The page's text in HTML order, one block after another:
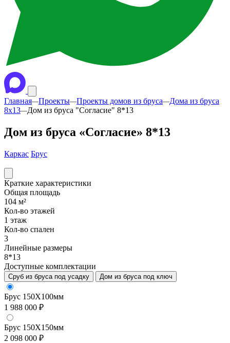
Главная—Проекты—Проекты домов из бруса—Дома из бруса
8х13—Дом из бруса "Согласие" 8*13
Дом из бруса «Согласие» 8*13
Каркас Брус
Краткие характеристики
Общая площадь
104 м²
Кол-во этажей
1 этаж
Кол-во спален
3
Линейные размеры
8*13
Доступные комплектации
Сруб из бруса под усадку Дом из бруса под ключ
Брус 150Х100мм
1 988 000 ₽
Брус 150Х150мм
2 098 000 ₽